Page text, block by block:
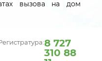
вызова на дом
8 727
310 88